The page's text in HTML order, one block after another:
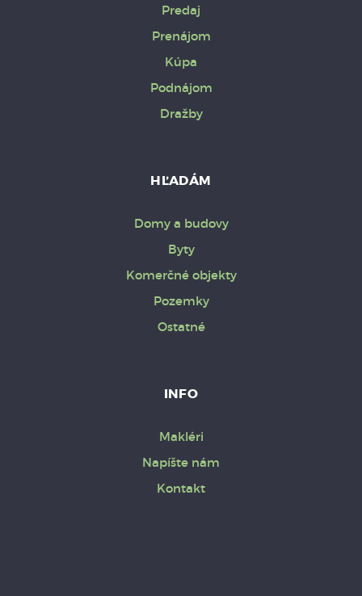
Predaj
Prenájom
Kúpa
Podnájom
Dražby
HĽADÁM
Domy a budovy
Byty
Komerčné objekty
Pozemky
Ostatné
INFO
Makléri
Napíšte nám
Kontakt